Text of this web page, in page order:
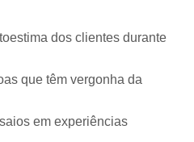
dos clientes durante
que têm vergonha da
em experiências